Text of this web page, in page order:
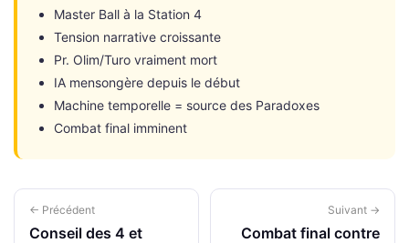
Master Ball à la Station 4
Tension narrative croissante
Pr. Olim/Turo vraiment mort
IA mensongère depuis le début
Machine temporelle = source des Paradoxes
Combat final imminent
← Précédent
Conseil des 4 et
Suivant →
Combat final contre